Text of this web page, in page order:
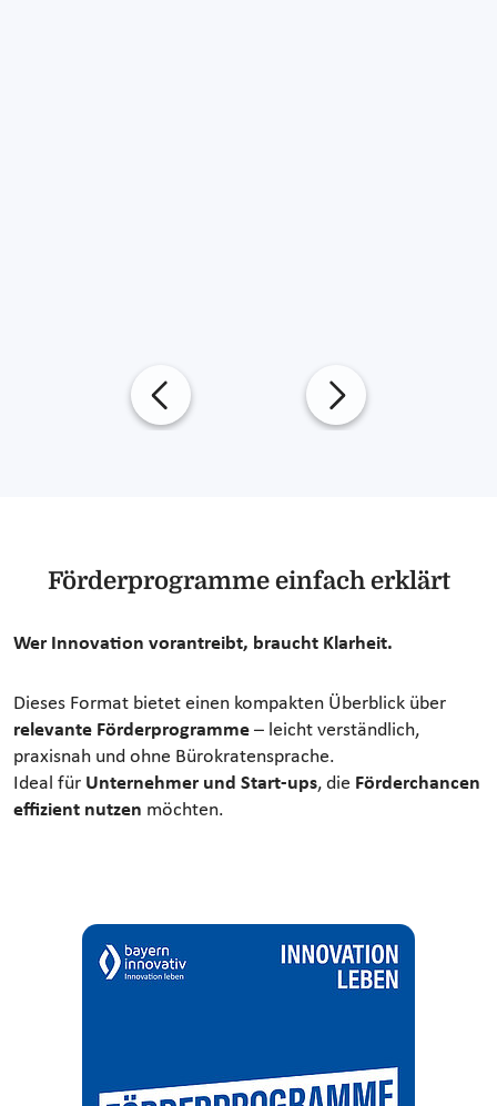
Förderprogramme einfach erklärt
Wer Innovation vorantreibt, braucht Klarheit.
Dieses Format bietet einen kompakten Überblick über
relevante Förderprogramme – leicht verständlich,
praxisnah und ohne Bürokratensprache.
Ideal für Unternehmer und Start-ups, die Förderchancen
effizient nutzen möchten.